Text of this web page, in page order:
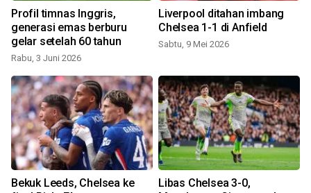
Profil timnas Inggris,
generasi emas berburu
gelar setelah 60 tahun
Rabu, 3 Juni 2026
Liverpool ditahan imbang
Chelsea 1-1 di Anfield
Sabtu, 9 Mei 2026
Bekuk Leeds, Chelsea ke
Libas Chelsea 3-0,